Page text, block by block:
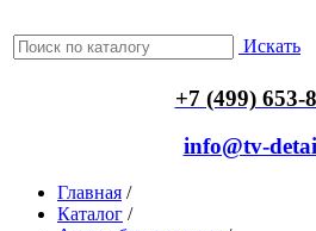
Искать
+7 (499) 653-
info@tv-
Главная /
Каталог /